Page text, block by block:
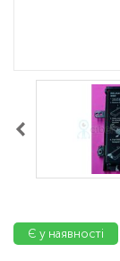
Є у наявності